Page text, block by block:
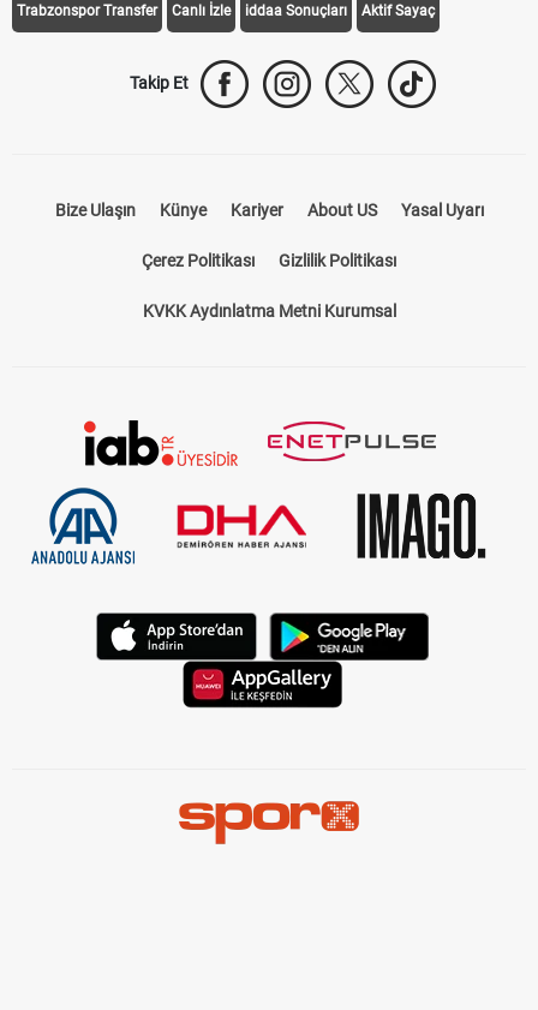
Trabzonspor Transfer Canlı İzle iddaa Sonuçları Aktif Sayaç
Takip Et
Bize Ulaşın Künye Kariyer About US Yasal Uyarı
Çerez Politikası Gizlilik Politikası
KVKK Aydınlatma Metni Kurumsal